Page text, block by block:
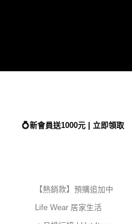
💍新會員送1000元 | 立即領取
【熱銷款】預購追加中
Life Wear 居家生活